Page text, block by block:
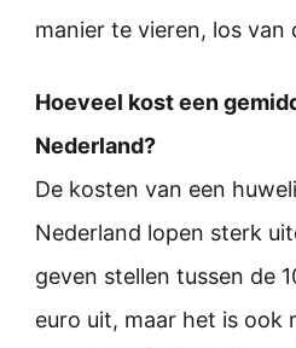
manier te vieren, los van
Hoeveel kost een
Nederland?
De kosten van een
Nederland lopen sterk
geven stellen tussen de
euro uit, maar het is ook